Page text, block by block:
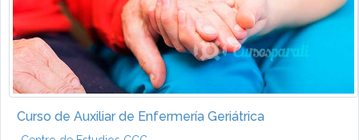
Curso de Auxiliar de Enfermería Geriátrica